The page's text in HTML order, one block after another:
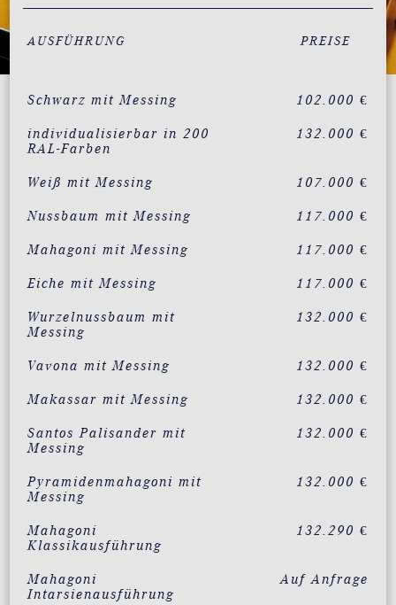
AUSFÜHRUNG PREISE
Schwarz mit Messing 102.000 €
individualisierbar in 200
RAL-Farben
132.000 €
Weiß mit Messing 107.000 €
Nussbaum mit Messing 117.000 €
Mahagoni mit Messing 117.000 €
Eiche mit Messing 117.000 €
Wurzelnussbaum mit
Messing
132.000 €
Vavona mit Messing 132.000 €
Makassar mit Messing 132.000 €
Santos Palisander mit
Messing
132.000 €
Pyramidenmahagoni mit
Messing
132.000 €
Mahagoni
Klassikausführung
132.290 €
Mahagoni
Intarsienausführung
Auf Anfrage